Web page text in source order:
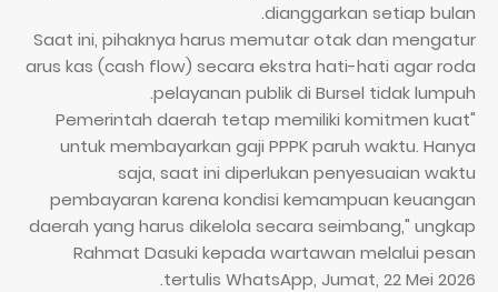
dianggarkan setiap bulan.
Saat ini, pihaknya harus memutar otak dan mengatur
arus kas (cash flow) secara ekstra hati-hati agar roda
pelayanan publik di Bursel tidak lumpuh.
"Pemerintah daerah tetap memiliki komitmen kuat
untuk membayarkan gaji PPPK paruh waktu. Hanya
saja, saat ini diperlukan penyesuaian waktu
pembayaran karena kondisi kemampuan keuangan
daerah yang harus dikelola secara seimbang," ungkap
Rahmat Dasuki kepada wartawan melalui pesan
tertulis WhatsApp, Jumat, 22 Mei 2026.